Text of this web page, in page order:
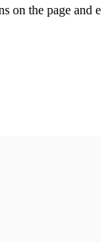
the page